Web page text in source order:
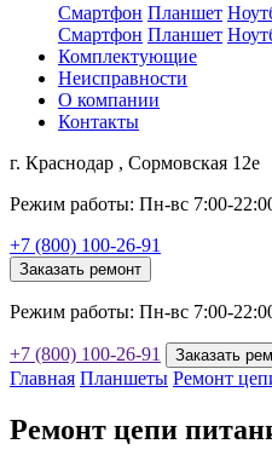
Смартфон Планшет
Смартфон Планшет
Комплектующие
Неисправности
О компании
Контакты
г. Краснодар , Сормовская 12е
Режим работы: Пн-вс 7:00-
+7 (800) 100-26-91
Заказать ремонт
Режим работы: Пн-вс 7:00-
+7 (800) 100-26-91 Заказать
Главная Планшеты Ремонт
Ремонт цепи